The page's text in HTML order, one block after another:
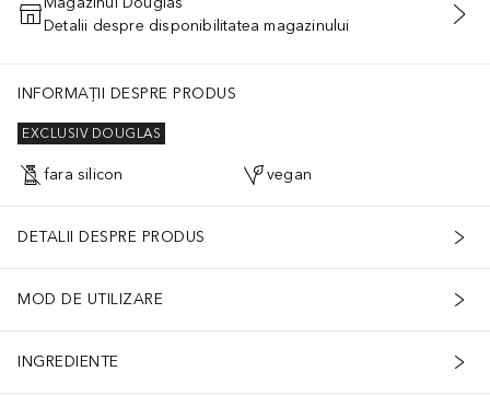
ADĂUGAȚI ÎN COŞ
Detalii despre disponibilitatea magazinului
INFORMAȚII DESPRE PRODUS
EXCLUSIV DOUGLAS
fara silicon vegan
DETALII DESPRE PRODUS
MOD DE UTILIZARE
INGREDIENTE